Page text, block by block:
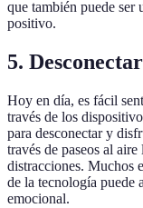
que también puede ser
positivo.
5.
Hoy en día, es fácil
través de los
para desconectar y
través de paseos al
distracciones. Muchos
de la tecnología puede
emocional.